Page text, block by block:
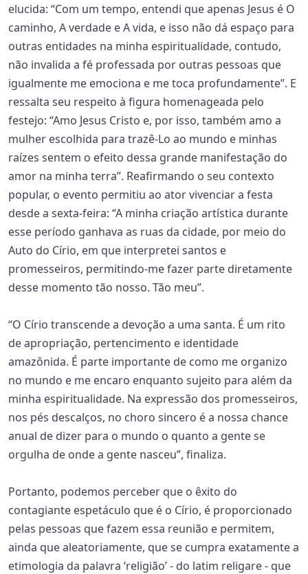
elucida: “Com um tempo, entendi que apenas Jesus é O
caminho, A verdade e A vida, e isso não dá espaço para
outras entidades na minha espiritualidade, contudo,
não invalida a fé professada por outras pessoas que
igualmente me emociona e me toca profundamente”. E
ressalta seu respeito à figura homenageada pelo
festejo: “Amo Jesus Cristo e, por isso, também amo a
mulher escolhida para trazê-Lo ao mundo e minhas
raízes sentem o efeito dessa grande manifestação do
amor na minha terra”. Reafirmando o seu contexto
popular, o evento permitiu ao ator vivenciar a festa
desde a sexta-feira: “A minha criação artística durante
esse período ganhava as ruas da cidade, por meio do
Auto do Círio, em que interpretei santos e
promesseiros, permitindo-me fazer parte diretamente
desse momento tão nosso. Tão meu”.
“O Círio transcende a devoção a uma santa. É um rito
de apropriação, pertencimento e identidade
amazônida. É parte importante de como me organizo
no mundo e me encaro enquanto sujeito para além da
minha espiritualidade. Na expressão dos promesseiros,
nos pés descalços, no choro sincero é a nossa chance
anual de dizer para o mundo o quanto a gente se
orgulha de onde a gente nasceu”, finaliza.
Portanto, podemos perceber que o êxito do
contagiante espetáculo que é o Círio, é proporcionado
pelas pessoas que fazem essa reunião e permitem,
ainda que aleatoriamente, que se cumpra exatamente a
etimologia da palavra ‘religião’ - do latim religare - que